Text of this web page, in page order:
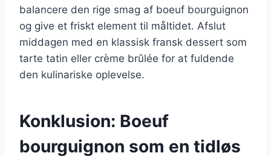
balancere den rige smag af boeuf bourguignon
og give et friskt element til måltidet. Afslut
middagen med en klassisk fransk dessert som
tarte tatin eller crème brûlée for at fuldende
den kulinariske oplevelse.
Konklusion: Boeuf
bourguignon som en tidløs